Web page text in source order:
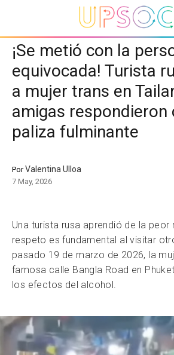
¡Se metió con la
equivocada! Turista
a mujer trans en
amigas respondieron
paliza fulminante
PorValentina Ulloa
7 May, 2026
Una turista rusa aprendió de la peor
respeto es fundamental al visitar
pasado 19 de marzo de 2026, la
famosa calle Bangla Road en
los efectos del alcohol.